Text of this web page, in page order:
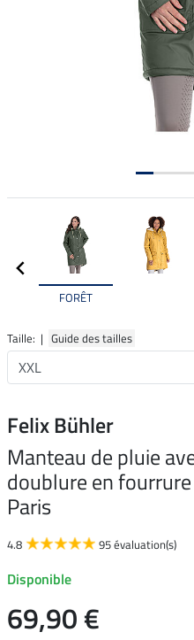
FORÊT
Taille: | Guide des tailles
Felix Bühler
Manteau de pluie
doublure en
Paris
4.8 95 évaluation(s)
Disponible
69,90 €